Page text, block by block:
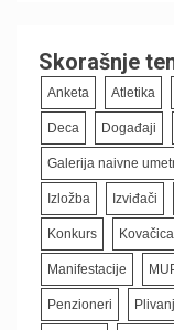
Skorašnje
Anketa Atletika
Deca Događaji
Galerija naivne
Izložba Izviđači
Konkurs Kovačica
Manifestacije
Penzioneri